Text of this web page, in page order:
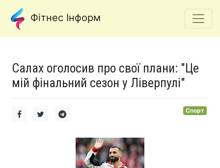
Фітнес Інформ
Салах оголосив про свої плани: "Це
мій фінальний сезон у Ліверпулі"
Спорт